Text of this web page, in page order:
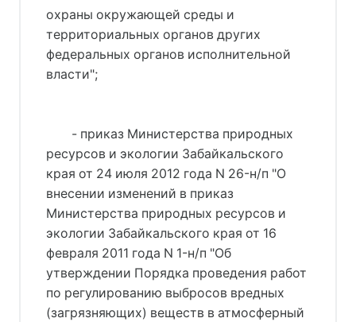
охраны окружающей среды и
территориальных органов других
федеральных органов исполнительной
власти";
- приказ Министерства природных
ресурсов и экологии Забайкальского
края от 24 июля 2012 года N 26-н/п "О
внесении изменений в приказ
Министерства природных ресурсов и
экологии Забайкальского края от 16
февраля 2011 года N 1-н/п "Об
утверждении Порядка проведения работ
по регулированию выбросов вредных
(загрязняющих) веществ в атмосферный